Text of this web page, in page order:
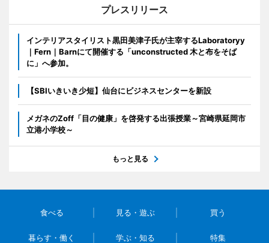
プレスリリース
インテリアスタイリスト黒田美津子氏が主宰するLaboratoryy
｜Fern｜Barnにて開催する「unconstructed 木と布をそば
に」へ参加。
【SBIいきいき少短】仙台にビジネスセンターを新設
メガネのZoff「目の健康」を啓発する出張授業～宮崎県延岡市
立港小学校～
もっと見る
食べる 見る・遊ぶ 買う
暮らす・働く 学ぶ・知る 特集